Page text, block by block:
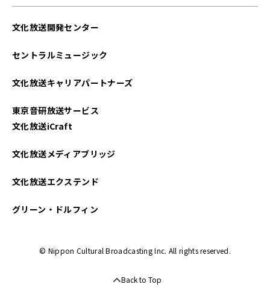
2025年04月
2024年11月
2024年10月
2024年09月
文化放送開発センター
セントラルミュージック
文化放送キャリアパートナーズ
東京音研放送サービス
文化放送iCraft
文化放送メディアブリッジ
文化放送エクステンド
グリーン・ドルフィン
© Nippon Cultural Broadcasting Inc. All rights reserved.
Back to Top